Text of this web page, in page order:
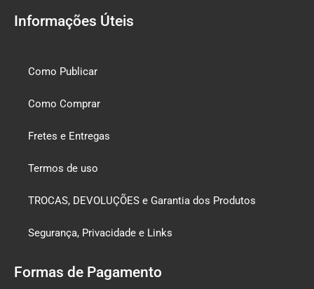
Informações Úteis
Como Publicar
Como Comprar
Fretes e Entregas
Termos de uso
TROCAS, DEVOLUÇÕES e Garantia dos Produtos
Segurança, Privacidade e Links
Formas de Pagamento